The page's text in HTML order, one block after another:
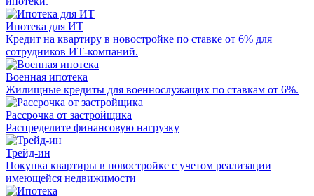
Ипотека для ИТ
Кредит на квартиру в новостройке по ставке от 6% для
сотрудников ИТ-компаний.
Военная ипотека
Жилищные кредиты для военнослужащих по ставкам от 6%.
Рассрочка от застройщика
Распределите финансовую нагрузку
Трейд-ин
Покупка квартиры в новостройке с учетом реализации
имеющейся недвижимости